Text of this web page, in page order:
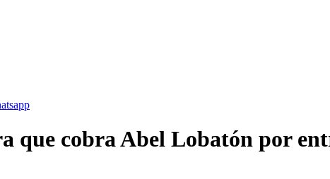
que cobra Abel Lobatón por